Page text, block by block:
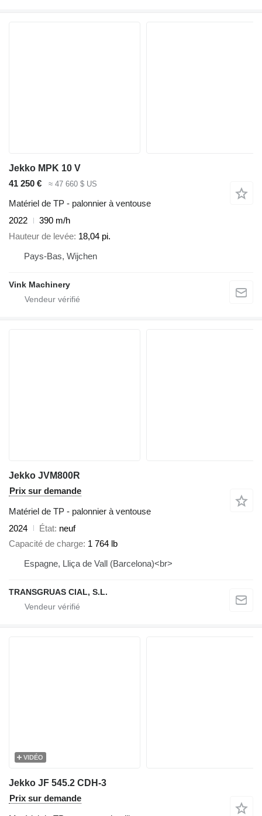
Jekko MPK 10 V
41 250 €
≈ 47 660 $ US
Matériel de TP - palonnier à ventouse
2022
390 m/h
Hauteur de levée 18,04 pi.
Pays-Bas, Wijchen
Vink Machinery
Jekko JVM800R
Prix sur demande
Matériel de TP - palonnier à ventouse
2024
État neuf
Capacité de charge 1 764 lb
Espagne, Lliça de Vall (Barcelona)<br>
TRANSGRUAS CIAL, S.L.
VIDÉO
Jekko JF 545.2 CDH-3
Prix sur demande